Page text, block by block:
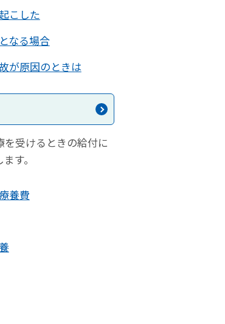
こした
なる場合
が原因のときは
を受けるときの給付に
す。
養費